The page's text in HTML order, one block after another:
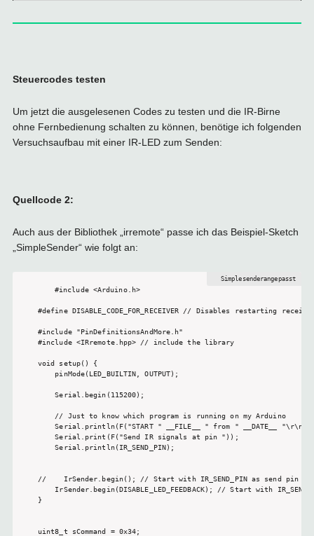
Steuercodes testen
Um jetzt die ausgelesenen Codes zu testen und die IR-Birne
ohne Fernbedienung schalten zu können, benötige ich folgenden
Versuchsaufbau mit einer IR-LED zum Senden:
Quellcode 2:
Auch aus der Bibliothek „irremote“ passe ich das Beispiel-Sketch
„SimpleSender“ wie folgt an:
#include <Arduino.h>
#define DISABLE_CODE_FOR_RECEIVER // Disables restarting
#include "PinDefinitionsAndMore.h"
#include <IRremote.hpp> // include the library
void setup() {
    pinMode(LED_BUILTIN, OUTPUT);
    Serial.begin(115200);
    // Just to know which program is running on my Arduino
Serial.println(F("START " __FILE__ " from " __DATE__
    Serial.print(F("Send IR signals at pin "));
    Serial.println(IR_SEND_PIN);
//    IrSender.begin(); // Start with IR_SEND_PIN as send pin and if
IrSender.begin(DISABLE_LED_FEEDBACK); // Start with
}
uint8_t sCommand = 0x34;